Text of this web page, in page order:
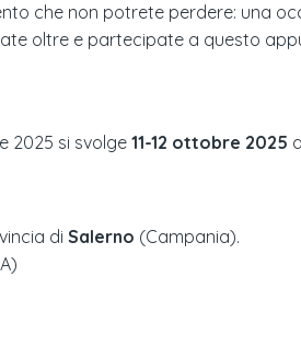
che non potrete perdere: una
oltre e partecipate a questo
2025 si svolge 11-12 ottobre 2025 a
di Salerno (Campania).